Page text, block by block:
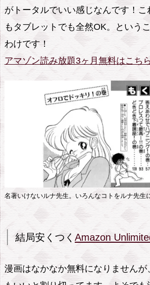
がトータルでいい感じなんです！
もタブレットでも全然OK。という
わけです！
アマゾン読み放題3ヶ月無料はこち
名著いけないルナ先生。いろんなコトをルナ先生
結局安くつく Amazon
漫画はなかなか無料になりませんが